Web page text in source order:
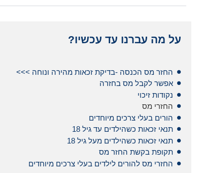
על מה עברנו עד עכשיו?
החזר מס הכנסה -בדיקת זכאות מהירה ונוחה >>>
אפשר לקבל מס בחזרה
נקודות זיכוי
החזרי מס
הורים בעלי צרכים מיוחדים
תנאי זכאות כשהילדים עד גיל 18
תנאי זכאות כשהילדים מעל גיל 18
תקופת בקשת החזר מס
החזרי מס להורים לילדים בעלי צרכים מיוחדים